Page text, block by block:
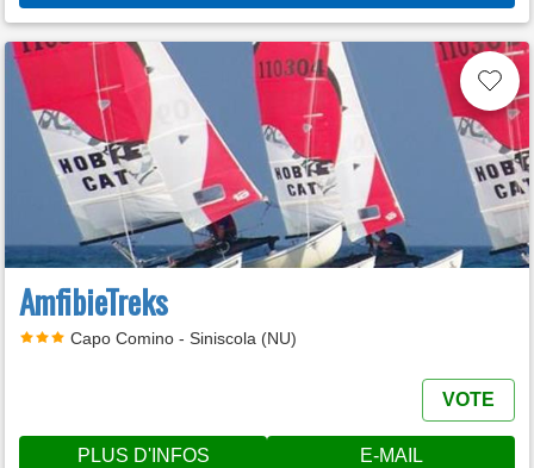
AmfibieTreks
Capo Comino - Siniscola (NU)
VOTE
PLUS D'INFOS E-MAIL